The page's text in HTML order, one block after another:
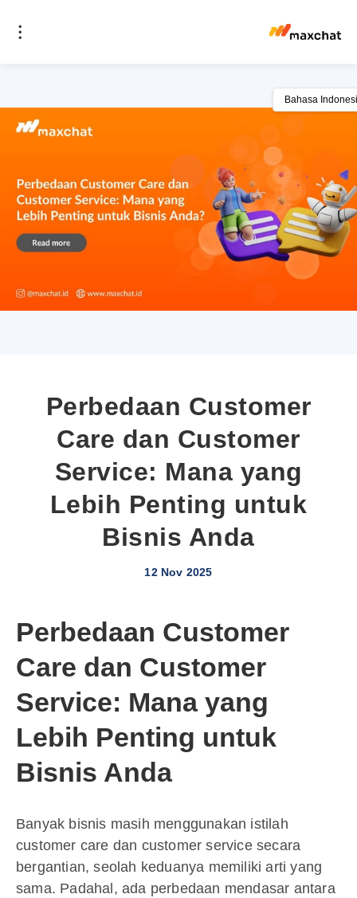
Perbedaan Customer
Care dan Customer
Service: Mana yang
Lebih Penting untuk
Bisnis Anda
12 Nov 2025
Perbedaan Customer
Care dan Customer
Service: Mana yang
Lebih Penting untuk
Bisnis Anda
Banyak bisnis masih menggunakan istilah
customer care dan customer service secara
bergantian, seolah keduanya memiliki arti yang
sama. Padahal, ada perbedaan mendasar antara